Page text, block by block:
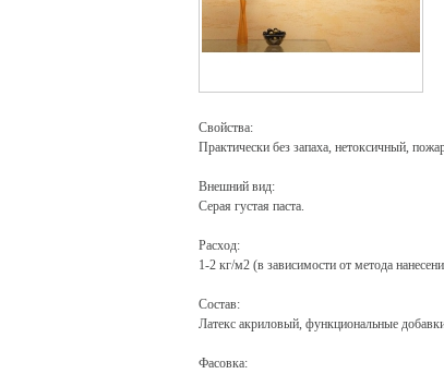
Свойства:
Практически без запаха, нетоксичный,
Внешний вид:
Серая густая паста.
Расход:
1-2 кг/м2 (в зависимости от метода
Состав:
Латекс акриловый, функциональные
Фасовка: